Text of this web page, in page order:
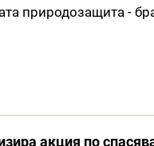
природозащита -
акция по